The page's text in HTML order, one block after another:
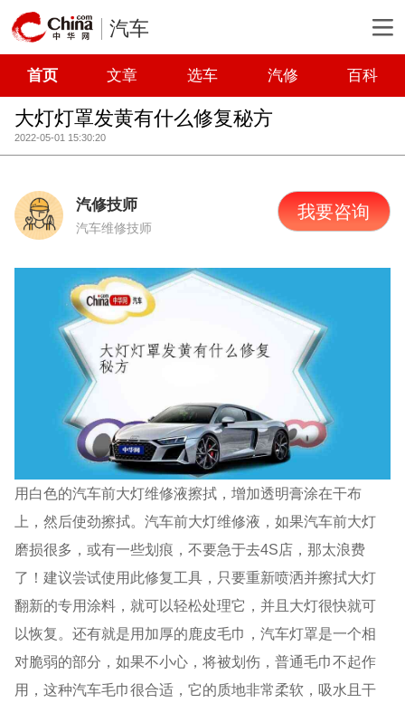
汽车
首页 文章 选车 汽修 百科
大灯灯罩发黄有什么修复秘方
2022-05-01 15:30:20
汽修技师
汽车维修技师
我要咨询
用白色的汽车前大灯维修液擦拭，增加透明膏涂在干布
上，然后使劲擦拭。汽车前大灯维修液，如果汽车前大灯
磨损很多，或有一些划痕，不要急于去4S店，那太浪费
了！建议尝试使用此修复工具，只要重新喷洒并擦拭大灯
翻新的专用涂料，就可以轻松处理它，并且大灯很快就可
以恢复。还有就是用加厚的鹿皮毛巾，汽车灯罩是一个相
对脆弱的部分，如果不小心，将被划伤，普通毛巾不起作
用，这种汽车毛巾很合适，它的质地非常柔软，吸水且干